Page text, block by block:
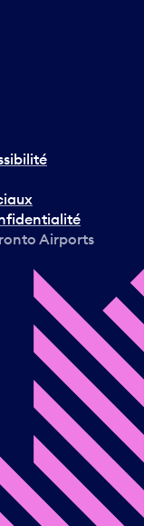
Airports